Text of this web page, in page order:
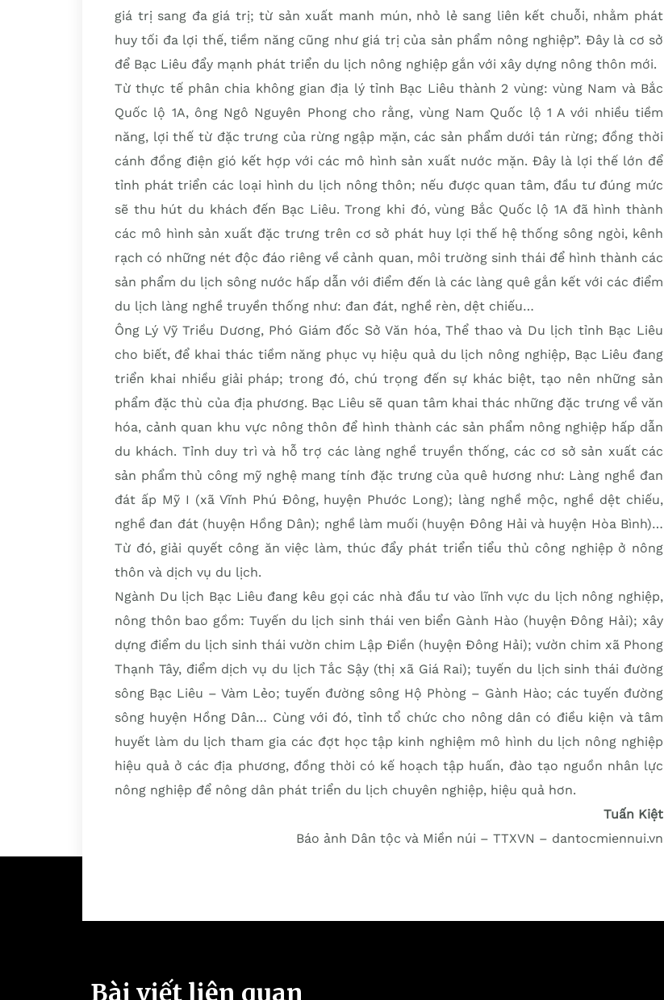
giá trị sang đa giá trị; từ sản xuất manh mún, nhỏ lẻ sang liên kết chuỗi, nhằm phát
huy tối đa lợi thế, tiềm năng cũng như giá trị của sản phẩm nông nghiệp”. Đây là cơ sở
để Bạc Liêu đẩy mạnh phát triển du lịch nông nghiệp gắn với xây dựng nông thôn mới.
Từ thực tế phân chia không gian địa lý tỉnh Bạc Liêu thành 2 vùng: vùng Nam và Bắc
Quốc lộ 1A, ông Ngô Nguyên Phong cho rằng, vùng Nam Quốc lộ 1 A với nhiều tiềm
năng, lợi thế từ đặc trưng của rừng ngập mặn, các sản phẩm dưới tán rừng; đồng thời
cánh đồng điện gió kết hợp với các mô hình sản xuất nước mặn. Đây là lợi thế lớn để
tỉnh phát triển các loại hình du lịch nông thôn; nếu được quan tâm, đầu tư đúng mức
sẽ thu hút du khách đến Bạc Liêu. Trong khi đó, vùng Bắc Quốc lộ 1A đã hình thành
các mô hình sản xuất đặc trưng trên cơ sở phát huy lợi thế hệ thống sông ngòi, kênh
rạch có những nét độc đáo riêng về cảnh quan, môi trường sinh thái để hình thành các
sản phẩm du lịch sông nước hấp dẫn với điểm đến là các làng quê gắn kết với các điểm
du lịch làng nghề truyền thống như: đan đát, nghề rèn, dệt chiếu…
Ông Lý Vỹ Triều Dương, Phó Giám đốc Sở Văn hóa, Thể thao và Du lịch tỉnh Bạc Liêu
cho biết, để khai thác tiềm năng phục vụ hiệu quả du lịch nông nghiệp, Bạc Liêu đang
triển khai nhiều giải pháp; trong đó, chú trọng đến sự khác biệt, tạo nên những sản
phẩm đặc thù của địa phương. Bạc Liêu sẽ quan tâm khai thác những đặc trưng về văn
hóa, cảnh quan khu vực nông thôn để hình thành các sản phẩm nông nghiệp hấp dẫn
du khách. Tỉnh duy trì và hỗ trợ các làng nghề truyền thống, các cơ sở sản xuất các
sản phẩm thủ công mỹ nghệ mang tính đặc trưng của quê hương như: Làng nghề đan
đát ấp Mỹ I (xã Vĩnh Phú Đông, huyện Phước Long); làng nghề mộc, nghề dệt chiếu,
nghề đan đát (huyện Hồng Dân); nghề làm muối (huyện Đông Hải và huyện Hòa Bình)…
Từ đó, giải quyết công ăn việc làm, thúc đẩy phát triển tiểu thủ công nghiệp ở nông
thôn và dịch vụ du lịch.
Ngành Du lịch Bạc Liêu đang kêu gọi các nhà đầu tư vào lĩnh vực du lịch nông nghiệp,
nông thôn bao gồm: Tuyến du lịch sinh thái ven biển Gành Hào (huyện Đông Hải); xây
dựng điểm du lịch sinh thái vườn chim Lập Điền (huyện Đông Hải); vườn chim xã Phong
Thạnh Tây, điểm dịch vụ du lịch Tắc Sậy (thị xã Giá Rai); tuyến du lịch sinh thái đường
sông Bạc Liêu – Vàm Lẻo; tuyến đường sông Hộ Phòng – Gành Hào; các tuyến đường
sông huyện Hồng Dân… Cùng với đó, tỉnh tổ chức cho nông dân có điều kiện và tâm
huyết làm du lịch tham gia các đợt học tập kinh nghiệm mô hình du lịch nông nghiệp
hiệu quả ở các địa phương, đồng thời có kế hoạch tập huấn, đào tạo nguồn nhân lực
nông nghiệp để nông dân phát triển du lịch chuyên nghiệp, hiệu quả hơn.
Tuấn Kiệt
Báo ảnh Dân tộc và Miền núi – TTXVN – dantocmiennui.vn
Bài viết liên quan